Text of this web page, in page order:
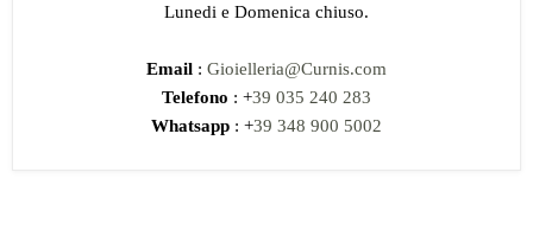
Lunedi e Domenica chiuso.
Email : Gioielleria@Curnis.com
Telefono : +39 035 240 283
Whatsapp : +39 348 900 5002